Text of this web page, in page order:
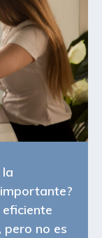
no es